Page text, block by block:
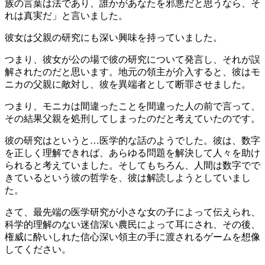
族の言葉は法であり、誰かがあなたを邪悪だと思うなら、そ
れは真実だ」と言いました。
彼女は父親の研究にも深い興味を持っていました。
つまり、彼女が公の場で彼の研究について発言し、それが誤
解されたのだと思います。地元の領主が介入すると、彼はモ
ニカの父親に敵対し、彼を異端者として断罪させました。
つまり、モニカは間違ったことを間違った人の前で言って、
その結果父親を処刑してしまったのだと考えていたのです。
彼の研究はというと…医学的な話のようでした。彼は、数字
を正しく理解できれば、あらゆる問題を解決して人々を助け
られると考えていました。そしてもちろん、人間は数字でで
きているという彼の哲学を、彼は解読しようとしていまし
た。
さて、最先端の医学研究が小さな女の子によって伝えられ、
科学的理解のない迷信深い農民によって耳にされ、その後、
権威に酔いしれた信心深い領主の手に渡されるゲームを想像
してください。